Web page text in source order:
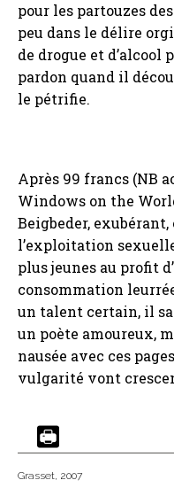
pour les partouzes
peu dans le délire
de drogue et d’alcool
pardon quand il
le pétrifie.
Après 99 francs (NB
Windows on the
Beigbeder,
l’exploitation
plus jeunes au profit
consommation
un talent certain, il
un poète amoureux,
nausée avec ces
vulgarité vont
Grasset, 2007